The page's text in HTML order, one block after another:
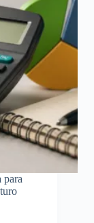
para